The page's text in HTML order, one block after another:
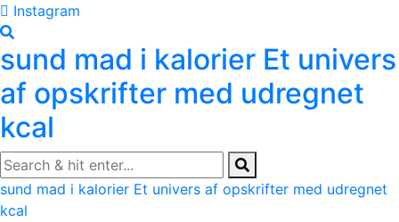
Skip
to
content
Instagram
sund mad i kalorier Et univers
af opskrifter med udregnet
kcal
sund mad i kalorier Et univers af opskrifter med udregnet
kcal